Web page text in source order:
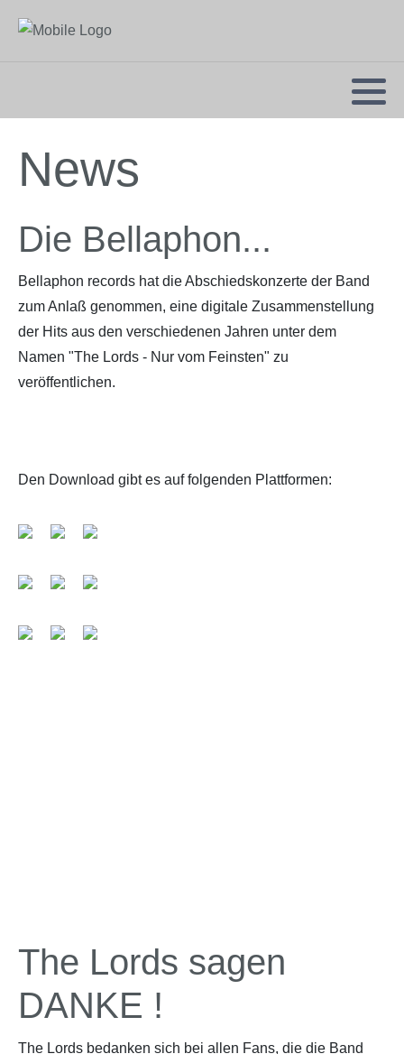
News
Die Bellaphon...
Bellaphon records hat die Abschiedskonzerte der Band
zum Anlaß genommen, eine digitale Zusammenstellung
der Hits aus den verschiedenen Jahren unter dem
Namen "The Lords - Nur vom Feinsten" zu
veröffentlichen.
Den Download gibt es auf folgenden Plattformen:
The Lords sagen
DANKE !
The Lords bedanken sich bei allen Fans, die die Band